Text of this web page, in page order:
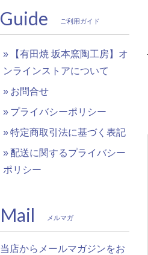
Guide ご利用ガイド
【有田焼 坂本窯陶工房】オ
ンラインストアについて
お問合せ
プライバシーポリシー
特定商取引法に基づく表記
配送に関するプライバシー
ポリシー
Mail メルマガ
当店からメールマガジンをお